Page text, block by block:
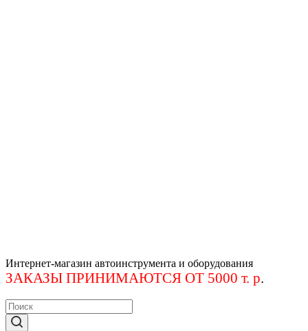
Интернет-магазин автоинструмента и оборудования
ЗАКАЗЫ ПРИНИМАЮТСЯ ОТ 5000 т. р.